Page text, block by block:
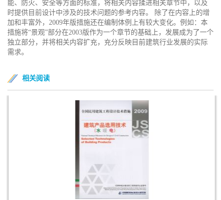
能、防火、安全等方面的标准，将相关内容揉进相关章节中，以及
时提供目前设计中涉及的技术问题的参考内容。 除了在内容上的增
加和丰富外，2009年版措施还在编制体例上有较大变化。例如：本
措施将“景观”部分在2003版作为一个章节的基础上，发展成为了一个
独立部分，并将相关内容扩充，充分反映目前建筑行业发展的实际
需求。
相关阅读